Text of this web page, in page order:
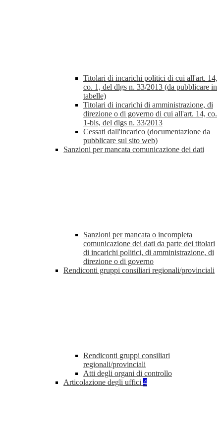
Titolari di incarichi politici di cui all'art. 14,
co. 1, del dlgs n. 33/2013 (da pubblicare in
tabelle)
Titolari di incarichi di amministrazione, di
direzione o di governo di cui all'art. 14, co.
1-bis, del dlgs n. 33/2013
Cessati dall'incarico (documentazione da
pubblicare sul sito web)
Sanzioni per mancata comunicazione dei dati
Sanzioni per mancata o incompleta
comunicazione dei dati da parte dei titolari
di incarichi politici, di amministrazione, di
direzione o di governo
Rendiconti gruppi consiliari regionali/provinciali
Rendiconti gruppi consiliari
regionali/provinciali
Atti degli organi di controllo
Articolazione degli uffici 4